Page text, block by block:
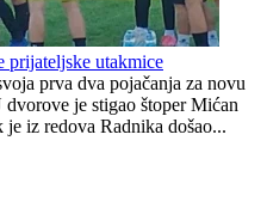
Faris Dževahirić novi
nogometaš Veleža
Preporučuje ContentExchange